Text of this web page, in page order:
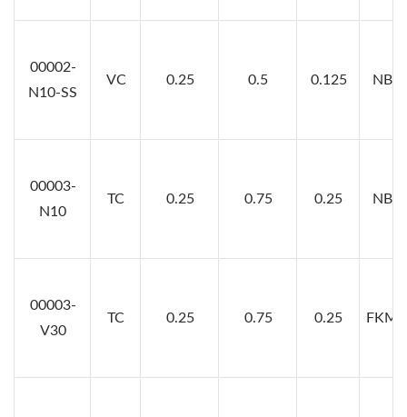
00002-
N10-SS
VC 0.25 0.5 0.125
00003-
N10
TC 0.25 0.75 0.25
00003-
V30
TC 0.25 0.75 0.25